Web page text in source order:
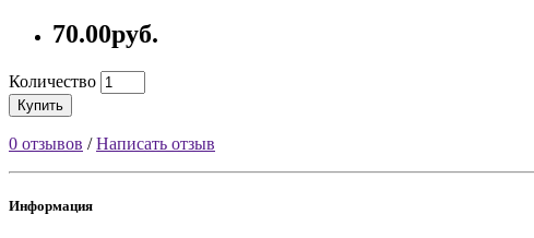
70.00руб.
Количество
Купить
0 отзывов /Написать отзыв
Информация